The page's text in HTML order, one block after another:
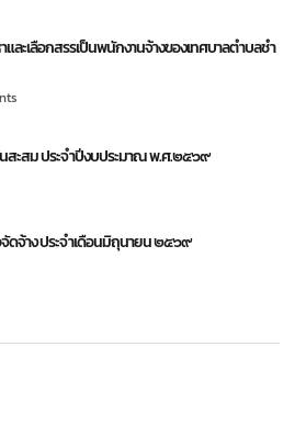
ละเลือกสรรเป็นพนักงานจ้างของเทศบาลตำบลชำ
นสะสม ประจำปีงบประมาณ พ.ศ.๒๕๖๙
ดจ้าง ประจำเดือนมิถุนายน ๒๕๖๙